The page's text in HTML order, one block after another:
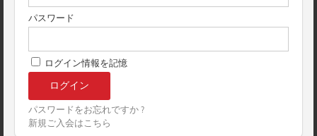
パスワード
ログイン情報を記憶
パスワードをお忘れですか ?
新規ご入会はこちら